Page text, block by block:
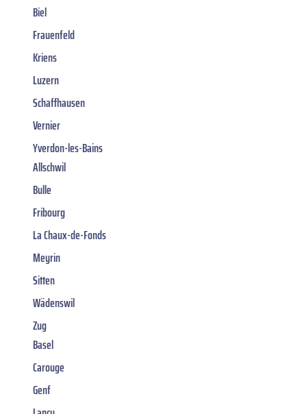
Biel
Frauenfeld
Kriens
Luzern
Schaffhausen
Vernier
Yverdon-les-Bains
Allschwil
Bulle
Fribourg
La Chaux-de-Fonds
Meyrin
Sitten
Wädenswil
Zug
Basel
Carouge
Genf